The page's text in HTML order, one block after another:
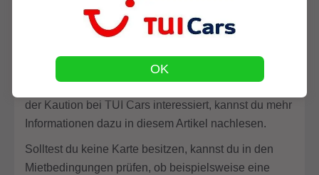
abgebucht, sondern lediglich geblockt. Das sichert
die Autovermietung beispielsweise ab, falls du das
kann die Autovermietung dann einen Teil der
der Kaution bei TUI Cars interessiert, kannst du mehr
Informationen dazu in diesem Artikel nachlesen.
Solltest du keine Karte besitzen, kannst du in den
Mietbedingungen prüfen, ob beispielsweise eine
OK